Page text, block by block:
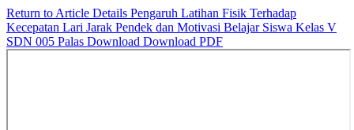
Return to Article Details Pengaruh Latihan Fisik Terhadap
Kecepatan Lari Jarak Pendek dan Motivasi Belajar Siswa Kelas V
SDN 005 Palas Download Download PDF